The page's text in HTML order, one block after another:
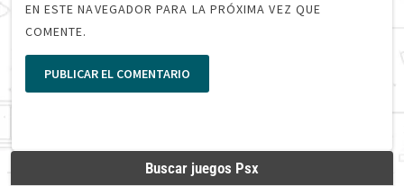
EN ESTE NAVEGADOR PARA LA PRÓXIMA VEZ QUE
COMENTE.
Buscar juegos Psx